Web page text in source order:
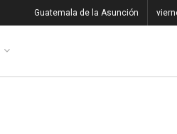
Guatemala de la Asunción